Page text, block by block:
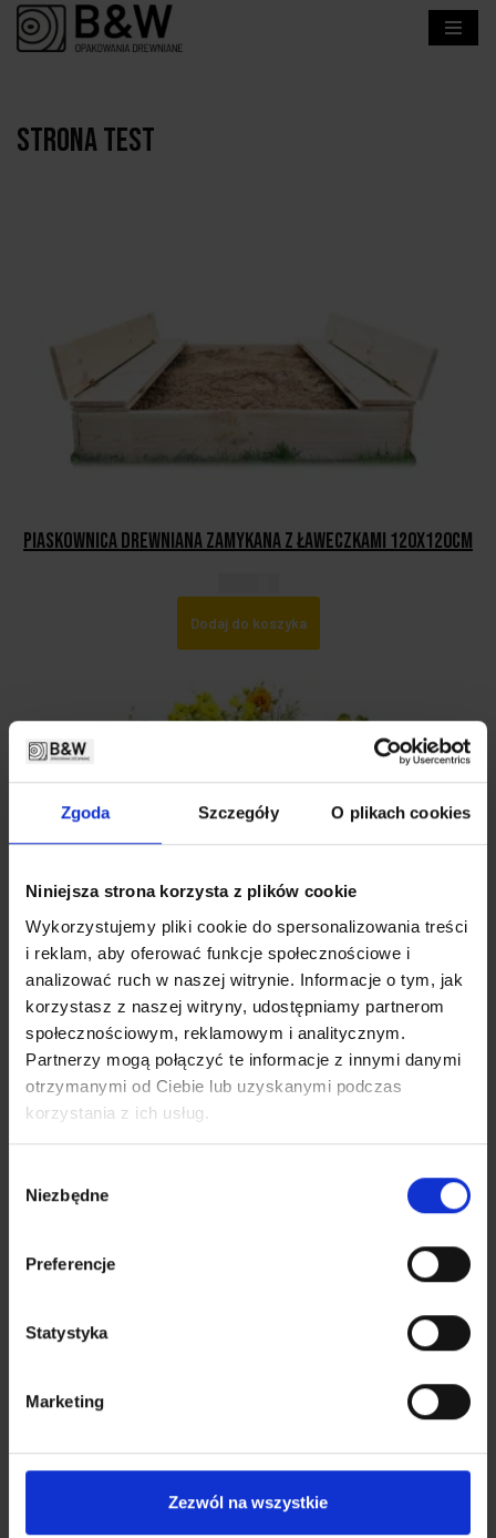
Zgoda Szczegóły O plikach cookies
Niniejsza strona korzysta z plików cookie
Wykorzystujemy pliki cookie do spersonalizowania treści
i reklam, aby oferować funkcje społecznościowe i
analizować ruch w naszej witrynie. Informacje o tym, jak
korzystasz z naszej witryny, udostępniamy partnerom
społecznościowym, reklamowym i analitycznym.
Partnerzy mogą połączyć te informacje z innymi danymi
otrzymanymi od Ciebie lub uzyskanymi podczas
korzystania z ich usług.
zgody
Niezbędne
Preferencje
Statystyka
Marketing
Zezwól na wszystkie
Strona test
Piaskownica drewniana zamykana z ławeczkami 120x120cm
Dodaj do koszyka
Warzywniak drewniany 1200 x 800 mm – zestaw 3 szt.
nadstawek
240,00zł
Dodaj do koszyka
nadstawek